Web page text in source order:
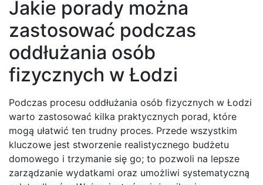
Jakie porady można
zastosować podczas
oddłużania osób
fizycznych w Łodzi
Podczas procesu oddłużania osób fizycznych w Łodzi
warto zastosować kilka praktycznych porad, które
mogą ułatwić ten trudny proces. Przede wszystkim
kluczowe jest stworzenie realistycznego budżetu
domowego i trzymanie się go; to pozwoli na lepsze
zarządzanie wydatkami oraz umożliwi systematyczną